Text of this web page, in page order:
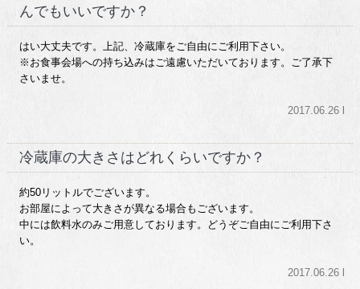
んでもいいですか？
はい大丈夫です。上記、冷蔵庫をご自由にご利用下さい。
※お食事会場への持ち込みはご遠慮いただいております。ご了承下
さいませ。
2017.06.26 l
冷蔵庫の大きさはどれくらいですか？
約50リットルでございます。
お部屋によって大きさが異なる場合もございます。
中には飲料水のみご用意しております。どうぞご自由にご利用下さ
い。
2017.06.26 l